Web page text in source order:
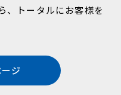
、トータルにお客様を
ジ